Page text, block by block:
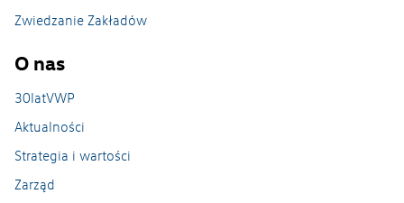
Zwiedzanie Zakładów
O nas
30latVWP
Aktualności
Strategia i wartości
Zarząd